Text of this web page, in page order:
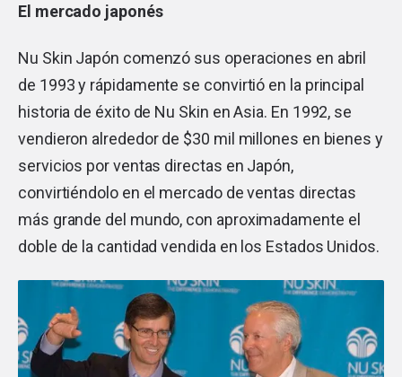
El mercado japonés
Nu Skin Japón comenzó sus operaciones en abril
de 1993 y rápidamente se convirtió en la principal
historia de éxito de Nu Skin en Asia. En 1992, se
vendieron alrededor de $30 mil millones en bienes y
servicios por ventas directas en Japón,
convirtiéndolo en el mercado de ventas directas
más grande del mundo, con aproximadamente el
doble de la cantidad vendida en los Estados Unidos.